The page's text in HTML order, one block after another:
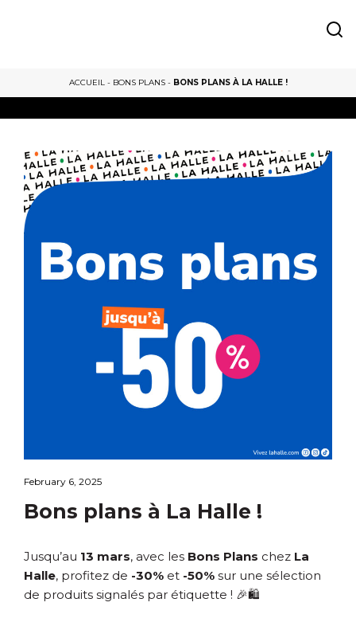
ACCUEIL- BONS PLANS- BONS PLANS À LA HALLE !
February 6, 2025
Bons plans à La Halle !
Jusqu’au 13 mars, avec les Bons Plans chez La
Halle, profitez de -30% et -50% sur une sélection
de produits signalés par étiquette ! 🎉🛍️